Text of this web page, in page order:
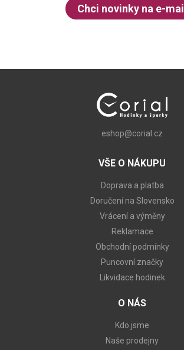
Chci novinky na e-mail
eshop@corial.cz
VŠE O NÁKUPU
Doprava a platba
Doručení na Slovensko
Vrácení a výměny
Reklamace
Obchodní podmínky
Puncovní značky
Likvidace hodinek
O NÁS
Kdo jsme
Naše prodejny